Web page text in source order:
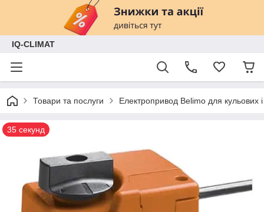
IQ-CLIMAT
Товари та послуги Електропривод Belimo для кульових і
35 секунд